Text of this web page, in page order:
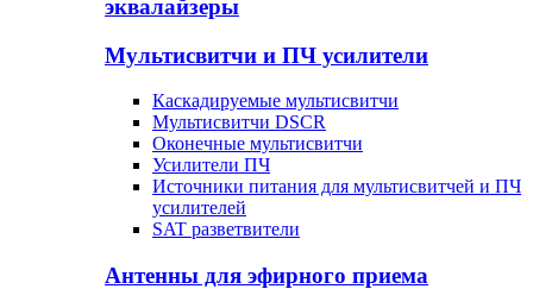
эквалайзеры
Мультисвитчи и ПЧ усилители
Каскадируемые мультисвитчи
Мультисвитчи DSCR
Оконечные мультисвитчи
Усилители ПЧ
Источники питания для мультисвитчей и ПЧ
усилителей
SAT разветвители
Антенны для эфирного приема